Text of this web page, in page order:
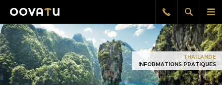
le
Afficher
la
Rappel
gratuit
THAÏLANDE
INFORMATIONS PRATIQUES